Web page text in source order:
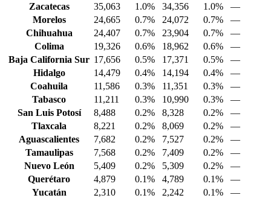
Zacatecas
35,063 1.0% 34,356 1.0%
—
Morelos
24,665 0.7% 24,072 0.7%
—
Chihuahua
24,407 0.7% 23,904 0.7%
—
Colima
19,326 0.6% 18,962 0.6%
—
Baja California Sur 17,656 0.5% 17,371 0.5%
—
Hidalgo
14,479 0.4% 14,194 0.4%
—
Coahuila
11,586 0.3% 11,351 0.3%
—
Tabasco
11,211 0.3% 10,990 0.3%
—
San Luis Potosí
8,488 0.2% 8,328 0.2%
—
Tlaxcala
8,221 0.2% 8,069 0.2%
—
Aguascalientes
7,682 0.2% 7,527 0.2%
—
Tamaulipas
7,568 0.2% 7,409 0.2%
—
Nuevo León
5,409 0.2% 5,309 0.2%
—
Querétaro
4,879 0.1% 4,789 0.1%
—
Yucatán
2,310 0.1% 2,242 0.1%
—